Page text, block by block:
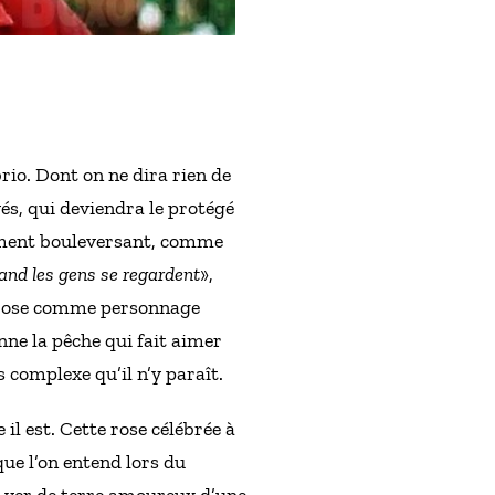
Dont on ne dira rien de
qui deviendra le protégé
bouleversant, comme
les gens se regardent»,
comme personnage
la pêche qui fait aimer
qu’il n’y paraît.
est. Cette rose célébrée à
l’on entend lors du